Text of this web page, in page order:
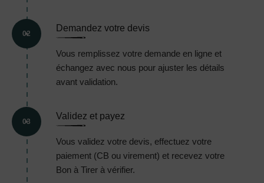
02
Demandez votre devis
Vous remplissez votre demande en ligne et
échangez avec nous pour ajuster les détails
avant validation.
03
Validez et payez
Vous validez votre devis, effectuez votre
paiement (CB ou virement) et recevez votre
Bon à Tirer à vérifier.